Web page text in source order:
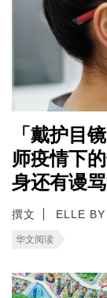
「戴护目
师疫情下
身还有谩
撰文 ELLE
华文阅读